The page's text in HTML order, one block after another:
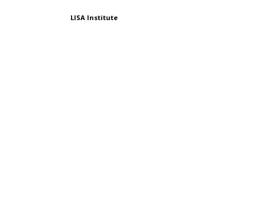
LISA Institute